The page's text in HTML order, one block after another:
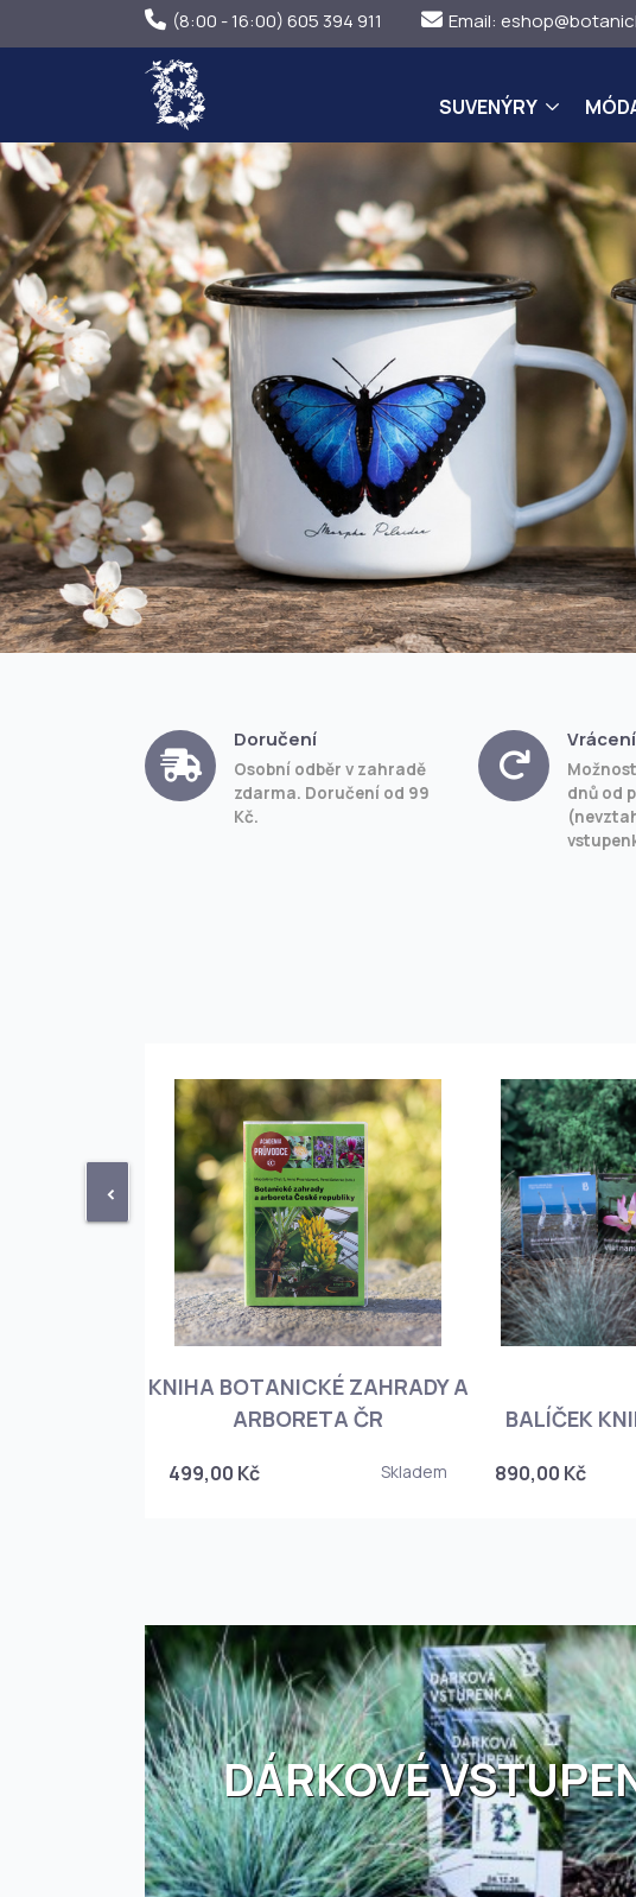
(8:00 - 16:00) 605 394 911 Email:
SUVENÝRY
Doručení
Osobní odběr v zahradě
zdarma. Doručení od 99
Kč.
dnů od
<
KNIHA BOTANICKÉ ZAHRADY A
ARBORETA ČR
499,00 Kč Skladem
BALÍČEK
890,00 Kč
DÁRKOVÉ